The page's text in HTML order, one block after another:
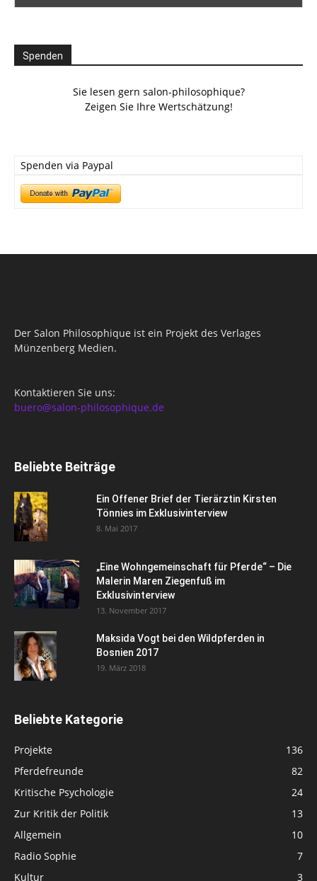
Spenden
Sie lesen gern salon-philosophique?
Zeigen Sie Ihre Wertschätzung!
Spenden via Paypal
Der Salon Philosophique ist ein Projekt des Verlages
Münzenberg Medien.
Kontaktieren Sie uns:
buero@salon-philosophique.de
Beliebte Beiträge
Ein Offener Brief der Tierärztin Kirsten
Tönnies im Exklusivinterview
8. Mai 2017
„Eine Wohngemeinschaft für Pferde“ – Die
Malerin Maren Ziegenfuß im
Exklusivinterview
13. November 2017
Maksida Vogt bei den Wildpferden in
Bosnien 2017
19. März 2018
Beliebte Kategorie
Projekte
136
Pferdefreunde
82
Kritische Psychologie
24
Zur Kritik der Politik
13
Allgemein
10
Radio Sophie
7
Kultur
3